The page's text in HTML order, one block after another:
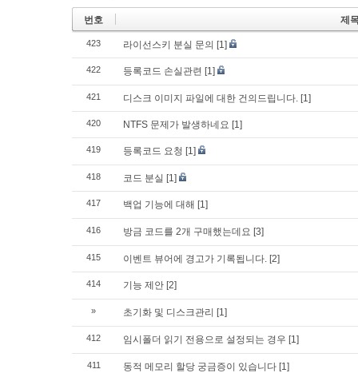
번호 제
423 라이선스키 분실 문의 [1]
422 등록코드 손실관련 [1]
421 디스크 이미지 파일에 대한 건의드립니다. [1]
420 NTFS 문제가 발생하네요 [1]
419 등록코드 요청 [1]
418 코드 분실 [1]
417 백업 기능에 대해 [1]
416 방금 코드를 2개 구매했는데요 [3]
415 이벤트 뷰어에 경고가 기록됩니다. [2]
414 기능 제안 [2]
» 초기화 및 디스크관리 [1]
412 임시폴더 읽기 전용으로 설정되는 경우 [1]
411 동적 메모리 할당 궁금증이 있습니다 [1]